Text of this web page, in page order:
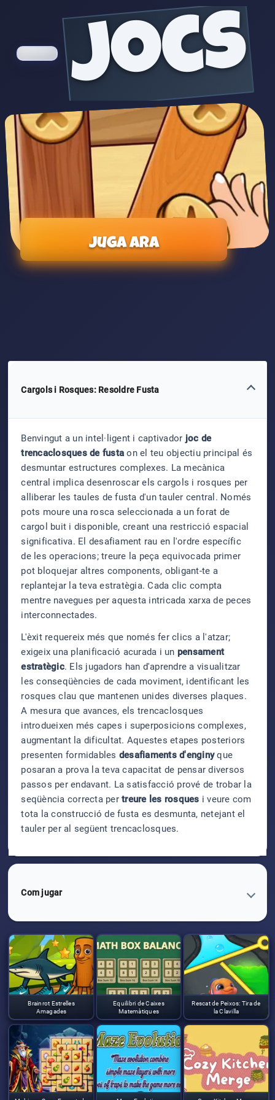
jocs
Juga ara
Cargols i Rosques: Resoldre Fusta
Benvingut a un intel·ligent i captivador joc de
trencaclosques de fusta on el teu objectiu principal és
desmuntar estructures complexes. La mecànica
central implica desenroscar els cargols i rosques per
alliberar les taules de fusta d'un tauler central. Només
pots moure una rosca seleccionada a un forat de
cargol buit i disponible, creant una restricció espacial
significativa. El desafiament rau en l'ordre específic
de les operacions; treure la peça equivocada primer
pot bloquejar altres components, obligant-te a
replantejar la teva estratègia. Cada clic compta
mentre navegues per aquesta intricada xarxa de peces
interconnectades.
L'èxit requereix més que només fer clics a l'atzar;
exigeix una planificació acurada i un pensament
estratègic. Els jugadors han d'aprendre a visualitzar
les conseqüències de cada moviment, identificant les
rosques clau que mantenen unides diverses plaques.
A mesura que avances, els trencaclosques
introdueixen més capes i superposicions complexes,
augmentant la dificultat. Aquestes etapes posteriors
presenten formidables desafiaments d'enginyque
posaran a prova la teva capacitat de pensar diversos
passos per endavant. La satisfacció prové de trobar la
seqüència correcta pertreure les rosques i veure com
tota la construcció de fusta es desmunta, netejant el
tauler per al següent trencaclosques.
Com jugar
Brainrot Estrelles
Amagades
Equilibri de Caixes
Matemàtiques
Rescat de Peixos: Tira de
la Clavilla